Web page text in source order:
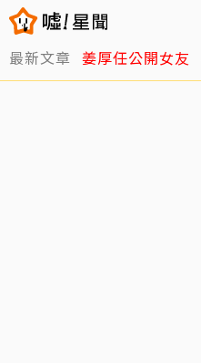
最新文章 姜厚任公開女友